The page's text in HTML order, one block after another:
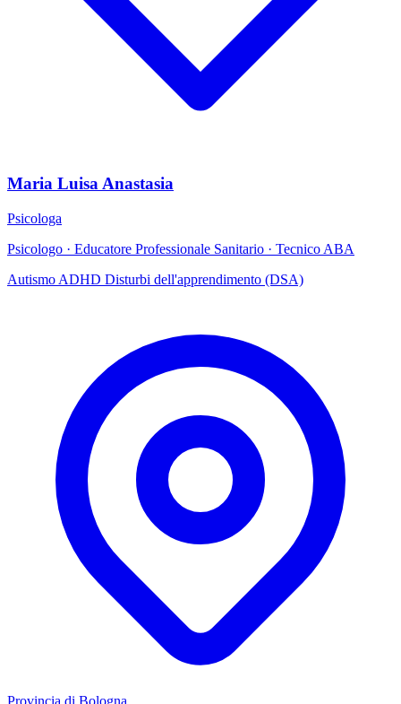
Maria Luisa Anastasia
Psicologa
Psicologo · Educatore Professionale Sanitario · Tecnico ABA
Autismo ADHD Disturbi dell'apprendimento (DSA)
Provincia di Bologna